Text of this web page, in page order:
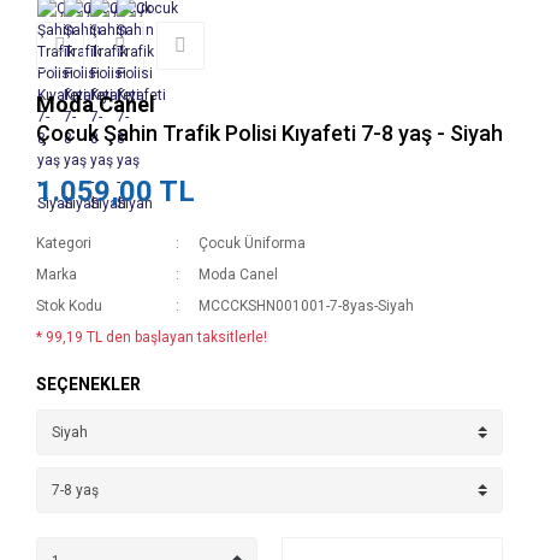
Moda Canel
Çocuk Şahin Trafik Polisi Kıyafeti 7-8 yaş - Siyah
1.059,00 TL
Kategori
Çocuk Üniforma
Marka
Moda Canel
Stok Kodu
MCCCKSHN001001-7-8yas-Siyah
* 99,19 TL den başlayan taksitlerle!
SEÇENEKLER